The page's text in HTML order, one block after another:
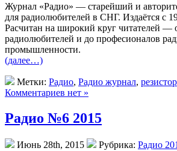
Журнал «Радио» — старейший и
для радиолюбителей в СНГ. Издаётся с
Раcчитан на широкий круг читателей —
радиолюбителей и до професионалов
промышленности.
(далее…)
Метки: Радио, Радио журнал, резистор
Комментариев нет »
Радио №6 2015
Июнь 28th, 2015 Рубрика: Радио